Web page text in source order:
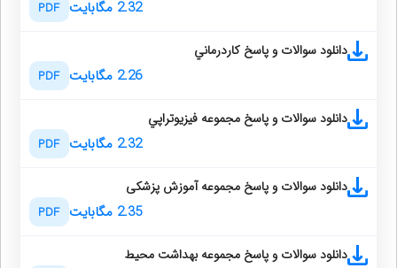
2.32 مگابایت PDF
دانلود سوالات و پاسخ كاردرماني
2.26 مگابایت PDF
دانلود سوالات و پاسخ مجموعه فيزيوتراپي
2.32 مگابایت PDF
دانلود سوالات و پاسخ مجموعه آموزش پزشکی
2.35 مگابایت PDF
دانلود سوالات و پاسخ مجموعه بهداشت محیط